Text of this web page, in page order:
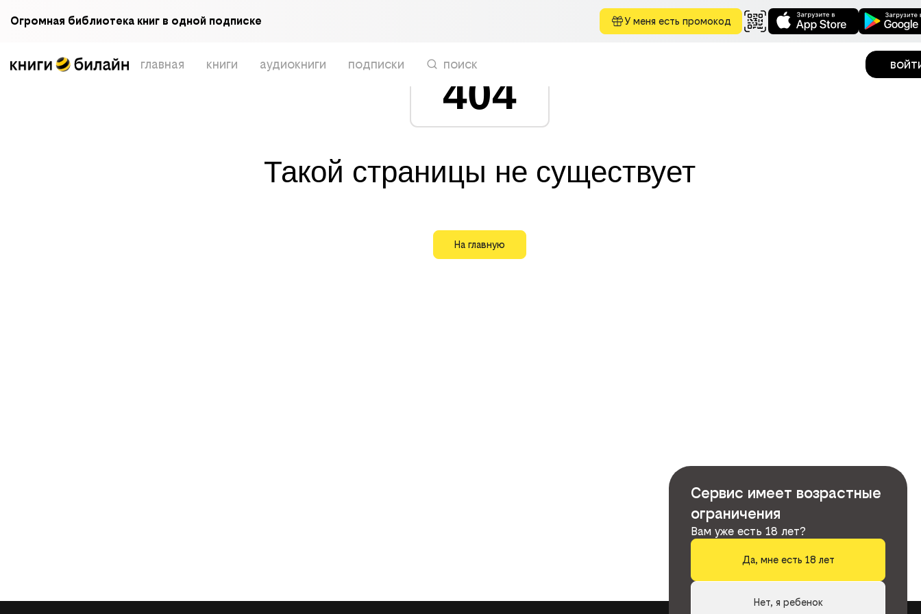
Огромная библиотека книг в одной подписке У меня есть промокод
главная книги аудиокниги подписки поиск
404
Такой страницы не существует
На главную
Сервис имеет возрастные
ограничения
Вам уже есть 18 лет?
Да, мне есть 18 лет
Нет, я ребенок